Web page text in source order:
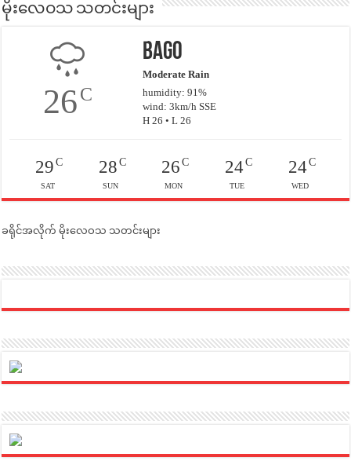
မိုးလေဝသ သတင်းများ
26C
Bago
Moderate Rain
humidity: 91%
wind: 3km/h SSE
H 26 • L 26
29C
SAT
28C
SUN
26 C
MON
24C
TUE
24C
WED
ခရိုင်အလိုက် မိုးလေဝသ သတင်းများ